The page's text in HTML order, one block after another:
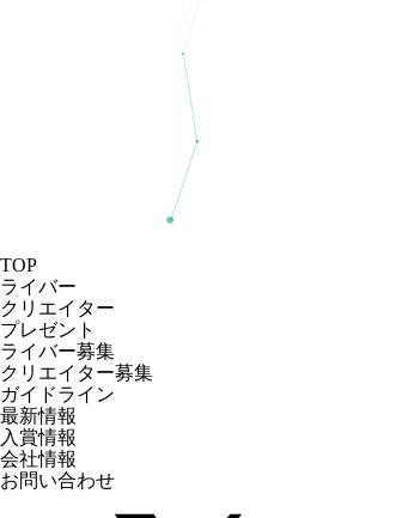
TOP
ライバー
クリエイター
プレゼント
ライバー募集
クリエイター募集
ガイドライン
最新情報
入賞情報
会社情報
お問い合わせ